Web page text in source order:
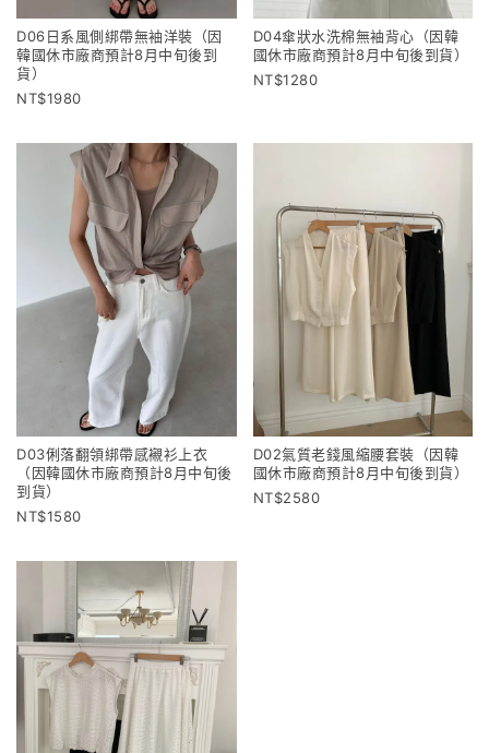
D06日系風側綁帶無袖洋裝（因
韓國休市廠商預計8月中旬後到
貨）
1980
D04傘狀水洗棉無袖背心（因韓
國休市廠商預計8月中旬後到貨）
1280
D03俐落翻領綁帶感襯衫上衣
（因韓國休市廠商預計8月中旬後
到貨）
1580
D02氣質老錢風縮腰套裝（因韓
國休市廠商預計8月中旬後到貨）
2580